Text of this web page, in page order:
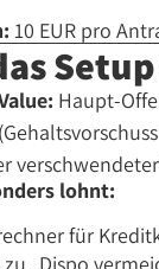
10 EUR pro
Haupt-
lohnt:
für